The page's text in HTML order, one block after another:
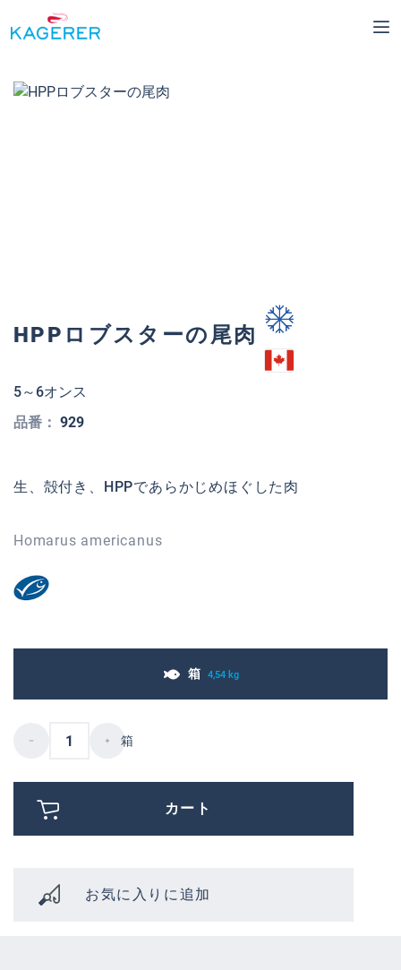
Skip to main content
HPPロブスターの尾肉
5～6オンス
品番： 929
生、殻付き、HPPであらかじめほぐした肉
Homarus americanus
箱 4,54 kg
箱
カート
お気に入りに追加